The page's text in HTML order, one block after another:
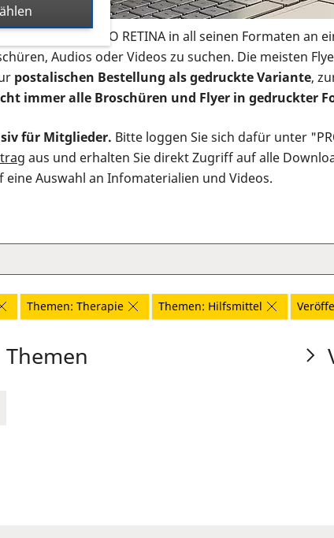
der PRO RETINA in all seinen Formaten an
Audios oder Videos zu suchen. Die meisten
postalischen Bestellung als gedruckte Variante,
immer alle Broschüren und Flyer in gedruckter
für Mitglieder. Bitte loggen Sie sich dafür unter
aus und erhalten Sie direkt Zugriff auf alle
eine Auswahl an Infomaterialien und Videos.
Themen: Therapie Themen: Hilfsmittel
Themen